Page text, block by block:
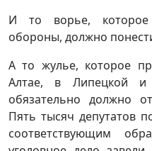
И то ворье, которое
обороны, должно
А то жулье, которое
Алтае, в Липецкой и
обязательно должно
Пять тысяч депутатов
соответствующим